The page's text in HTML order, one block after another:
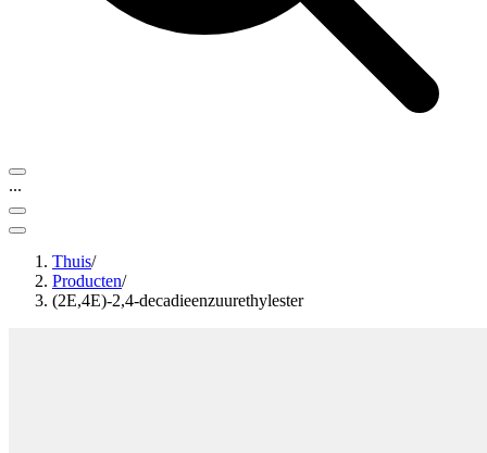
...
Thuis/
Producten/
(2E,4E)-2,4-decadieenzuurethylester